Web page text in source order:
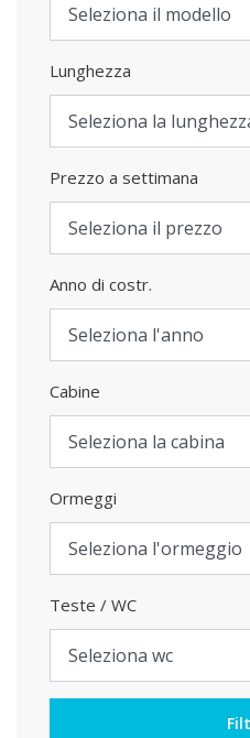
Lunghezza
Prezzo a settimana
Anno di costr.
Cabine
Ormeggi
Teste / WC